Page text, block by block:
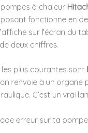
à chaleur
fonctionne en
sur l’écran du
deux chiffres.
les plus courantes sont
renvoie à un organe
C’est un vrai
erreur sur ta